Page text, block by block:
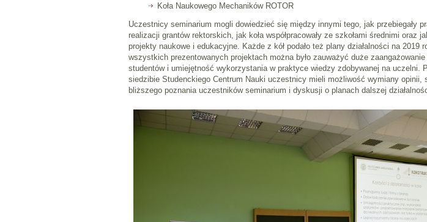
Koła Naukowego Mechaników ROTOR
Uczestnicy seminarium mogli dowiedzieć się między innymi tego, jak przebiegały
realizacji grantów rektorskich, jak koła współpracowały ze szkołami średnimi oraz
projekty naukowe i edukacyjne. Każde z kół podało też plany działalności na 2019
wszystkich prezentowanych projektach można było zauważyć duże zaangażowanie
studentów i umiejętność wykorzystania w praktyce wiedzy zdobywanej na uczelni.
siedzibie Studenckiego Centrum Nauki uczestnicy mieli możliwość wymiany opinii,
bliższego poznania uczestników seminarium i dyskusji o planach dalszej